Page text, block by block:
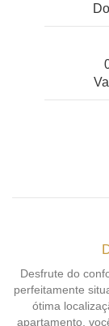
Desfrute do
perfeitamente
ótima
apartamento,